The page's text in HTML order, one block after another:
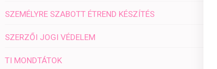
SZEMÉLYRE SZABOTT ÉTREND KÉSZÍTÉS
SZERZŐI JOGI VÉDELEM
TI MONDTÁTOK